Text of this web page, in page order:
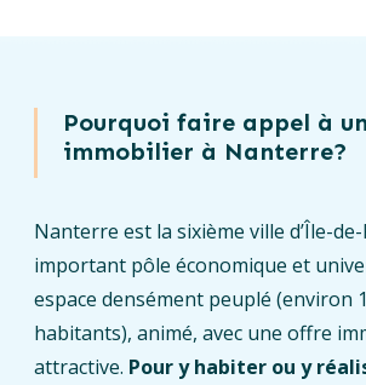
Pourquoi faire appel à
immobilier à Nanterre?
Nanterre est la sixième ville d’Île-
important pôle économique et
espace densément peuplé (environ
habitants), animé, avec une offre
attractive. Pour y habiter ou y